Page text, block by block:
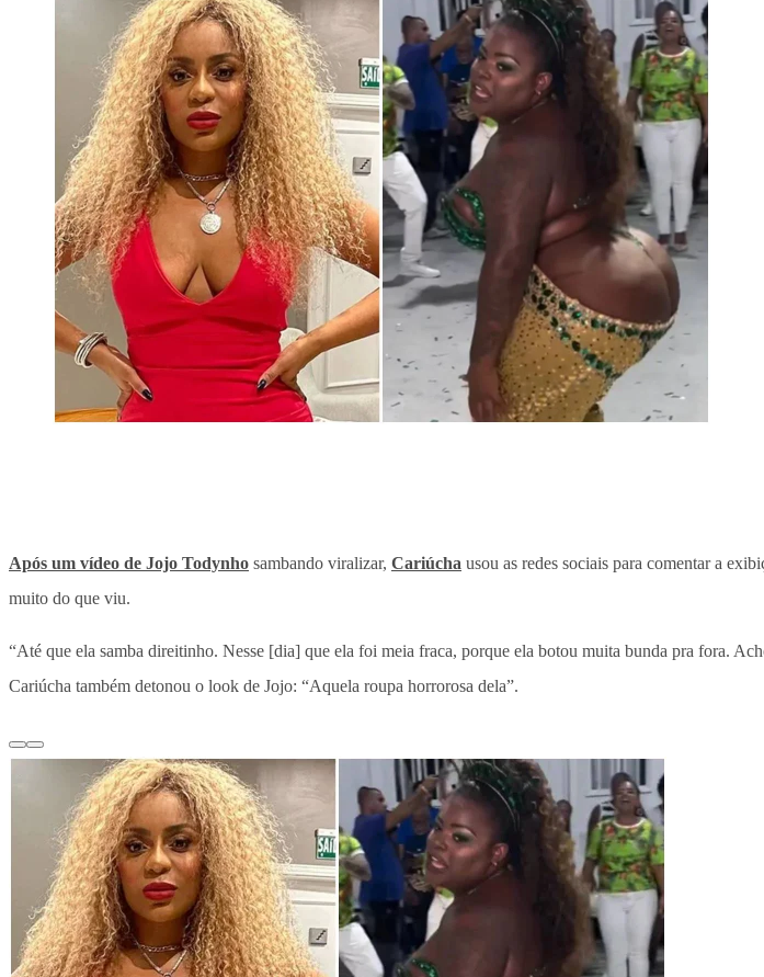
Após um vídeo de Jojo Todynho sambando viralizar, Cariúcha usou as redes sociais para comentar a
muito do que viu.
“Até que ela samba direitinho. Nesse [dia] que ela foi meia fraca, porque ela botou muita bunda pra fora.
Cariúcha também detonou o look de Jojo: “Aquela roupa horrorosa dela”.